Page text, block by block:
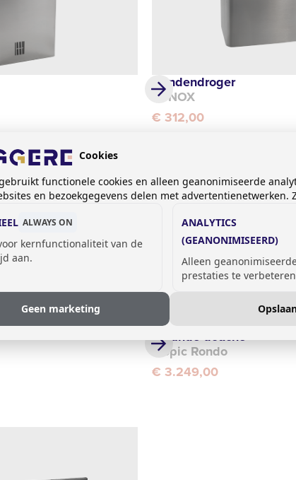
Handendroger
SYNOX
€ 312,00
Staande douche
Tropic Rondo
€ 3.249,00
Cookies
functionele cookies en alleen geanonimiseerde
en bezoekgegevens delen met advertentienetwerken.
ALWAYS ON
kernfunctionaliteit van de
aan.
ANALYTICS
(GEANONIMISEERD)
Alleen
prestaties te
Geen marketing